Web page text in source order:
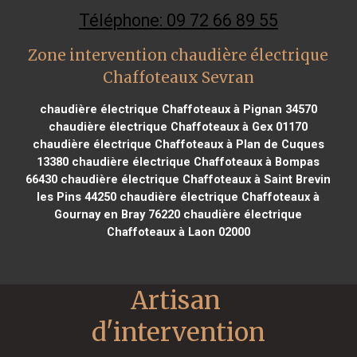
Téléphone: 09 72 66 89 55
Zone intervention chaudière électrique
Chaffoteaux Sevran
chaudière électrique Chaffoteaux à Pignan 34570
chaudière électrique Chaffoteaux à Gex 01170
chaudière électrique Chaffoteaux à Plan de Cuques
13380 chaudière électrique Chaffoteaux à Bompas
66430 chaudière électrique Chaffoteaux à Saint Brevin
les Pins 44250 chaudière électrique Chaffoteaux à
Gournay en Bray 76220 chaudière électrique
Chaffoteaux à Laon 02000
Artisan
d'intervention